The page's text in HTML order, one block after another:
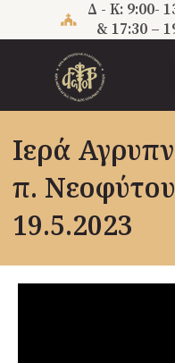
Δ - Κ: 9:00-
& 17:30 –
Ιερά
π.
19.5.2023